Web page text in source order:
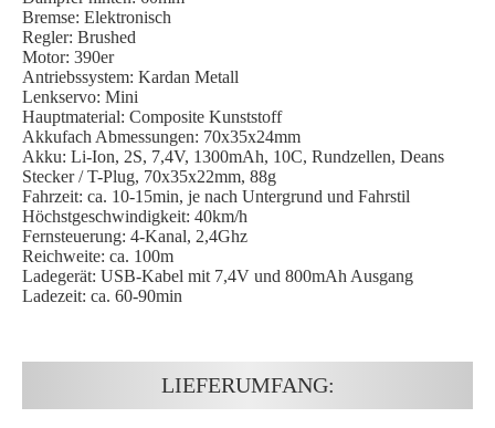
Bremse: Elektronisch
Regler: Brushed
Motor: 390er
Antriebssystem: Kardan Metall
Lenkservo: Mini
Hauptmaterial: Composite Kunststoff
Akkufach Abmessungen: 70x35x24mm
Akku: Li-Ion, 2S, 7,4V, 1300mAh, 10C, Rundzellen, Deans
Stecker / T-Plug, 70x35x22mm, 88g
Fahrzeit: ca. 10-15min, je nach Untergrund und Fahrstil
Höchstgeschwindigkeit: 40km/h
Fernsteuerung: 4-Kanal, 2,4Ghz
Reichweite: ca. 100m
Ladegerät: USB-Kabel mit 7,4V und 800mAh Ausgang
Ladezeit: ca. 60-90min
LIEFERUMFANG: